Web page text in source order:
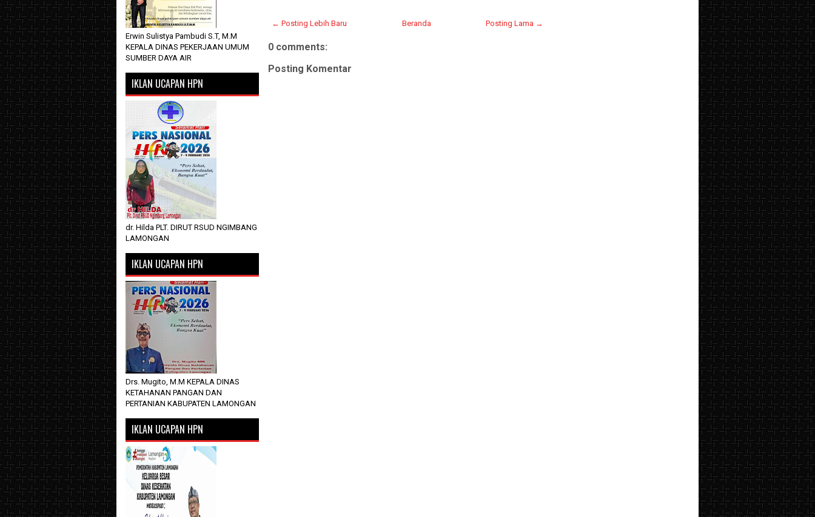
← Posting Lebih Baru Posting Lama →
Beranda
0 comments:
Posting Komentar
Erwin Sulistya Pambudi S.T, M.M
KEPALA DINAS PEKERJAAN UMUM
SUMBER DAYA AIR
IKLAN UCAPAN HPN
dr. Hilda PLT. DIRUT RSUD NGIMBANG
LAMONGAN
IKLAN UCAPAN HPN
Drs. Mugito, M.M KEPALA DINAS
KETAHANAN PANGAN DAN
PERTANIAN KABUPATEN LAMONGAN
IKLAN UCAPAN HPN